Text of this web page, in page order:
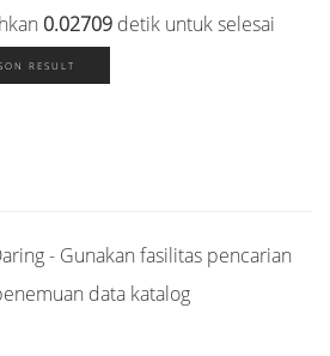
0.02709 detik untuk selesai
RESULT
- Gunakan fasilitas pencarian
data katalog